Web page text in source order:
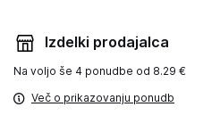
Izdelki prodajalca
Na voljo še 4 ponudbe od 8.29 €
Več o prikazovanju ponudb